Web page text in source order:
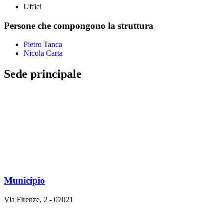
Uffici
Persone che compongono la struttura
Pietro Tanca
Nicola Carta
Sede principale
Municipio
Via Firenze, 2 - 07021